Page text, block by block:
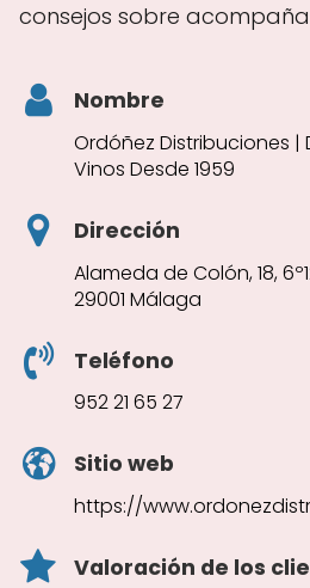
consejos sobre
Nombre
Ordóñez Distribuciones |
Vinos Desde 1959
Dirección
Alameda de Colón, 18,
29001 Málaga
Teléfono
952 21 65 27
Sitio web
https://
Valoración de los